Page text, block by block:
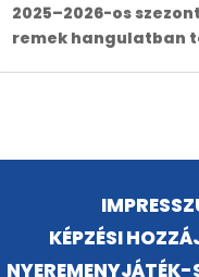
2025–2026-os
remek hangulatban
KÉPZÉSI